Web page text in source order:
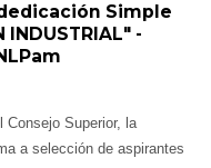
Simple
INDUSTRIAL" -
Consejo Superior, la
a selección de aspirantes